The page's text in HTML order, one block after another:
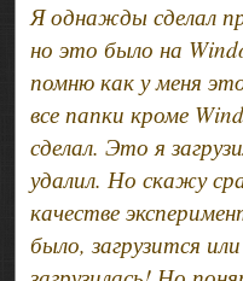
Я однажды сделал
но это было на
помню как у меня
все папки кроме
сделал. Это я
удалил. Но скажу
качестве
было, загрузится